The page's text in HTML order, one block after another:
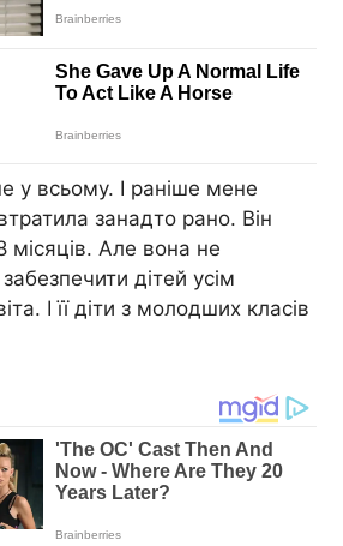
у всьому. І раніше мене
занадто рано. Він
місяців. Але вона не
дітей усім
І її діти з молодших класів